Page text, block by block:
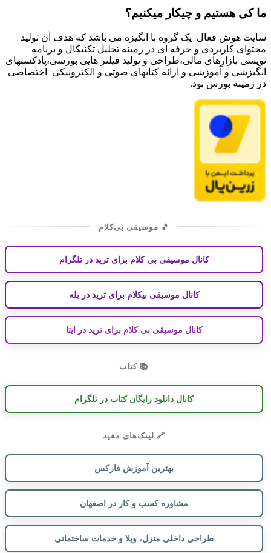
ما کی هستیم و چیکار میکنیم؟
سایت هوش فعال یک گروه با انگیزه می باشد که هدف آن تولید
محتوای کاربردی و حرفه ای در زمینه تحلیل تکنیکال و برنامه
نویسی بازارهای مالی،طراحی و تولید فیلتر هایی بورسی،پادکستهای
انگیزشی و آموزشی و ارائه کتابهای صوتی و الکترونیکی اختصاصی
در زمینه بورس بود.
🎵 موسیقی بی‌کلام
کانال موسیقی بی کلام برای ترید در تلگرام
کانال موسیقی بیکلام برای ترید در بله
کانال موسیقی بی کلام برای ترید در ایتا
📚 کتاب
کانال دانلود رایگان کتاب در تلگرام
🔗 لینک‌های مفید
بهترین آموزش فارکس
مشاوره کسب و کار در اصفهان
طراحی داخلی منزل، ویلا و خدمات ساختمانی